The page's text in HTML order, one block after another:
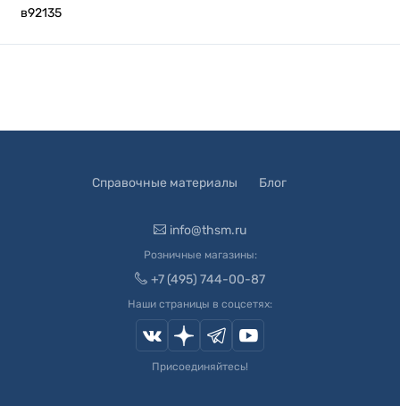
в92135
Справочные материалы Блог
info@thsm.ru
Розничные магазины:
+7 (495) 744-00-87
Наши страницы в соцсетях:
Присоединяйтесь!